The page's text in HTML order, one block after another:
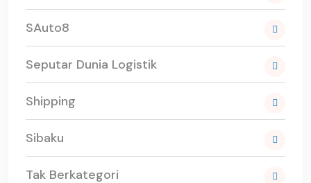
SAuto8
Seputar Dunia Logistik
Shipping
Sibaku
Tak Berkategori